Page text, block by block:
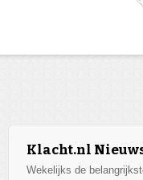
Klacht.nl
Wekelijks de